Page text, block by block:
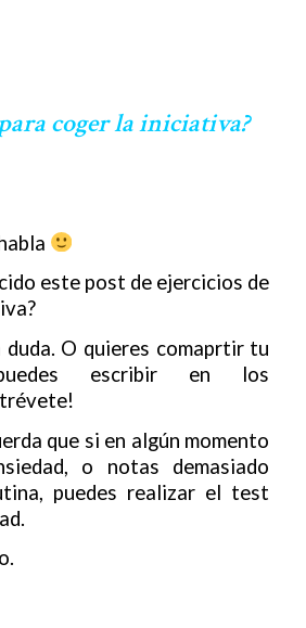
coger la iniciativa?
este post de ejercicios de
duda. O quieres comaprtir tu
puedes escribir en los
que si en algún momento
o notas demasiado
puedes realizar el test